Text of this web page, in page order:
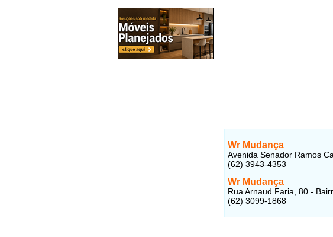
Wr Mudança
Avenida Senador Ramos
(62) 3943-4353
Wr Mudança
Rua Arnaud Faria, 80 -
(62) 3099-1868